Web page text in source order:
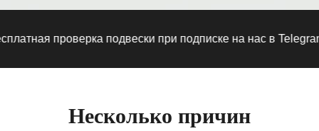
проверка подвески при подписке на нас в Telegram·
Несколько причин